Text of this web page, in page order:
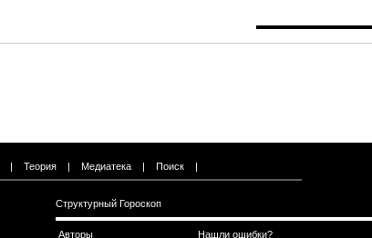
| Теория | Медиатека | Поиск |
Структурный Гороскоп
Авторы Нашли ошибки?